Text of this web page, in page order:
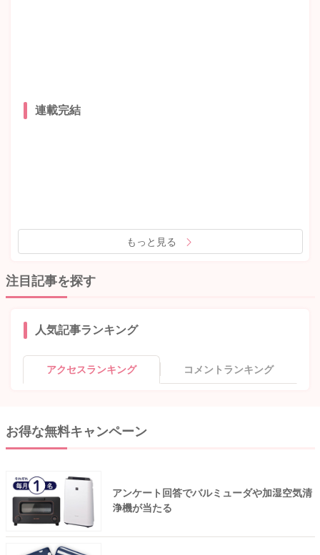
連載完結
もっと見る
注目記事を探す
人気記事ランキング
アクセスランキング コメントランキング
お得な無料キャンペーン
アンケート回答でバルミューダや加湿空気清
浄機が当たる